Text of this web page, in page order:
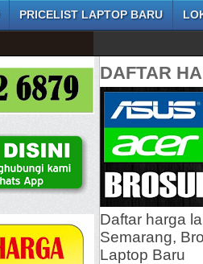
PRICELIST LAPTOP BARU
DAFTAR
Daftar harga
Semarang,
Laptop Baru